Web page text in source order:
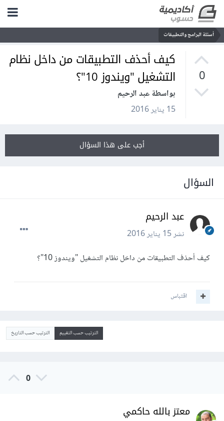
أسئلة البرامج والتطبيقات
0
كيف أحذف التطبيقات من داخل نظام
التشغيل "ويندوز 10"؟
بواسطة عبد الرحيم
15 يناير 2016
أجب على هذا السؤال
السؤال
عبد الرحيم
نشر15 يناير 2016
كيف أحذف التطبيقات من داخل نظام التشغيل "ويندوز 10"؟
اقتباس
الترتيب حسب التقييم الترتيب حسب التاريخ
0
معتز بالله حاكمي